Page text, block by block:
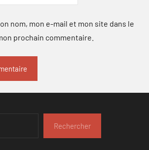
nom, mon e-mail et mon site dans le
prochain commentaire.
Rechercher